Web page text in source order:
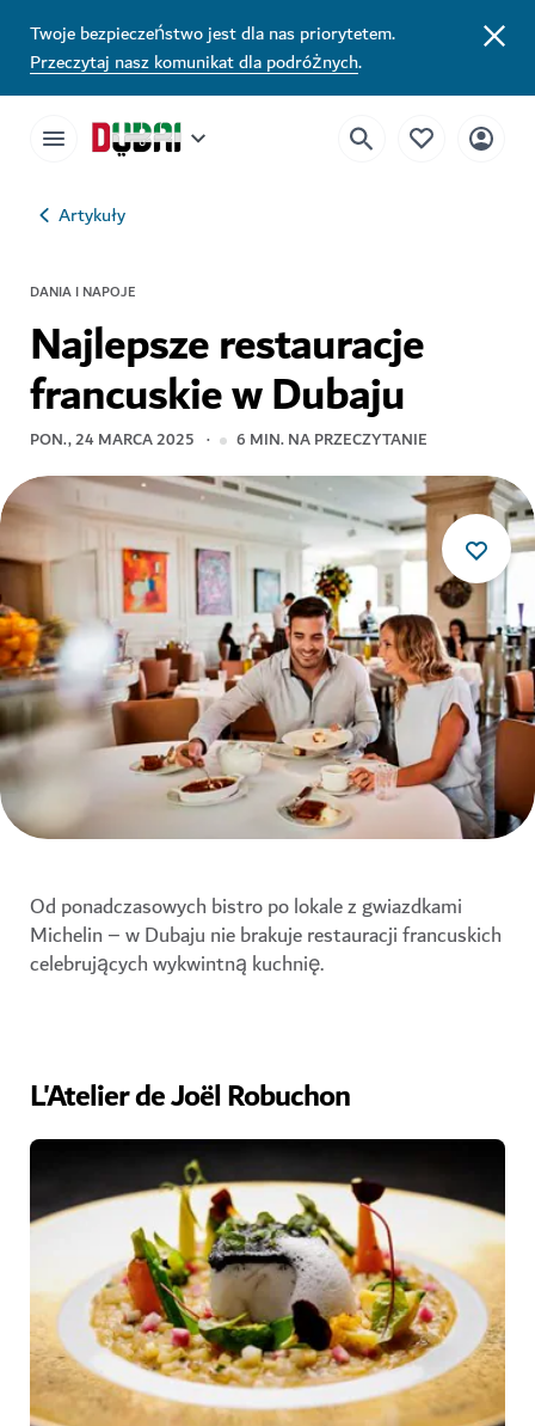
Twoje bezpieczeństwo jest dla nas priorytetem.
Przeczytaj nasz komunikat dla podróżnych.
Artykuły
DANIA I NAPOJE
Najlepsze restauracje
francuskie w Dubaju
PON., 24 MARCA 2025 6 MIN. NA PRZECZYTANIE
Od ponadczasowych bistro po lokale z gwiazdkami
Michelin – w Dubaju nie brakuje restauracji francuskich
celebrujących wykwintną kuchnię.
L'Atelier de Joël Robuchon